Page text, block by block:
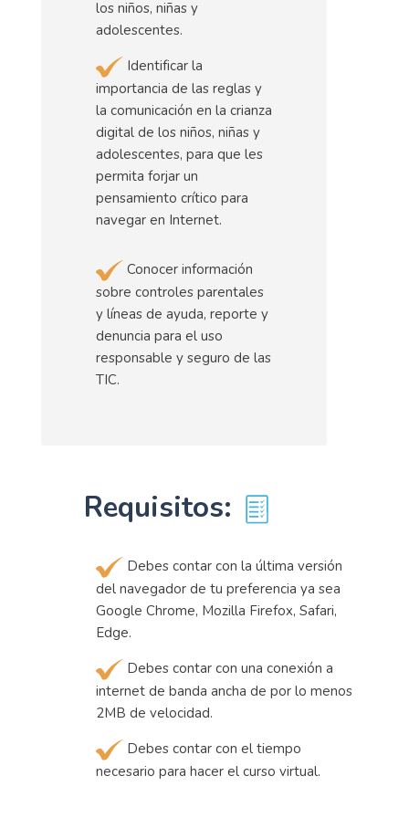
los niños, niñas y
adolescentes.
Identificar la
importancia de las reglas y
la comunicación en la crianza
digital de los niños, niñas y
adolescentes, para que les
permita forjar un
pensamiento crítico para
navegar en Internet.
Conocer información
sobre controles parentales
y líneas de ayuda, reporte y
denuncia para el uso
responsable y seguro de las
TIC.
Requisitos:
Debes contar con la última versión
del navegador de tu preferencia ya sea
Google Chrome, Mozilla Firefox, Safari,
Edge.
Debes contar con una conexión a
internet de banda ancha de por lo menos
2MB de velocidad.
Debes contar con el tiempo
necesario para hacer el curso virtual.